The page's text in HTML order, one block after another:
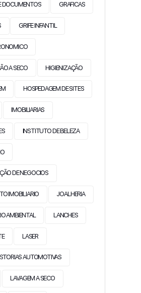
DOCUMENTOS GRAFICAS
GRIFE INFANTIL
A SECO HIGIENIZAÇÃO
HOSPEDAGEM DE SITES
IMOBILIARIAS
INSTITUTO DE BELEZA
DE NEGOCIOS
IMOBILIARIO JOALHERIA
AMBIENTAL LANCHES
LASER
AUTOMOTIVAS
LAVAGEM A SECO